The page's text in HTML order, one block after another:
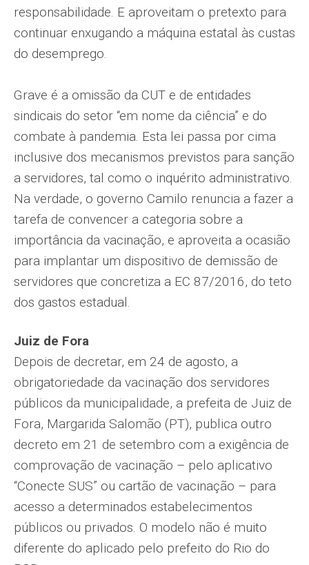
responsabilidade. E aproveitam o pretexto para
continuar enxugando a máquina estatal às custas
do desemprego.
Grave é a omissão da CUT e de entidades
sindicais do setor “em nome da ciência” e do
combate à pandemia. Esta lei passa por cima
inclusive dos mecanismos previstos para sanção
a servidores, tal como o inquérito administrativo.
Na verdade, o governo Camilo renuncia a fazer a
tarefa de convencer a categoria sobre a
importância da vacinação, e aproveita a ocasião
para implantar um dispositivo de demissão de
servidores que concretiza a EC 87/2016, do teto
dos gastos estadual.
Juiz de Fora
Depois de decretar, em 24 de agosto, a
obrigatoriedade da vacinação dos servidores
públicos da municipalidade, a prefeita de Juiz de
Fora, Margarida Salomão (PT), publica outro
decreto em 21 de setembro com a exigência de
comprovação de vacinação – pelo aplicativo
“Conecte SUS” ou cartão de vacinação – para
acesso a determinados estabelecimentos
públicos ou privados. O modelo não é muito
diferente do aplicado pelo prefeito do Rio do